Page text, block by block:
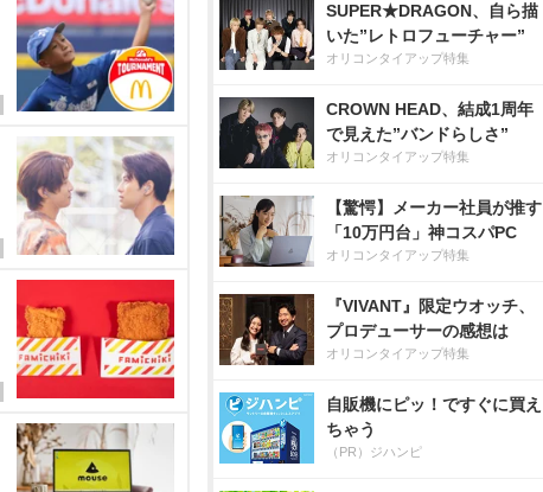
SUPER★DRAGON、自ら描
いた”レトロフューチャー”
オリコンタイアップ特集
CROWN HEAD、結成1周年
で見えた”バンドらしさ”
オリコンタイアップ特集
【驚愕】メーカー社員が推す
「10万円台」神コスパPC
オリコンタイアップ特集
『VIVANT』限定ウオッチ、
プロデューサーの感想は
オリコンタイアップ特集
自販機にピッ！ですぐに買え
ちゃう
（PR）ジハンピ